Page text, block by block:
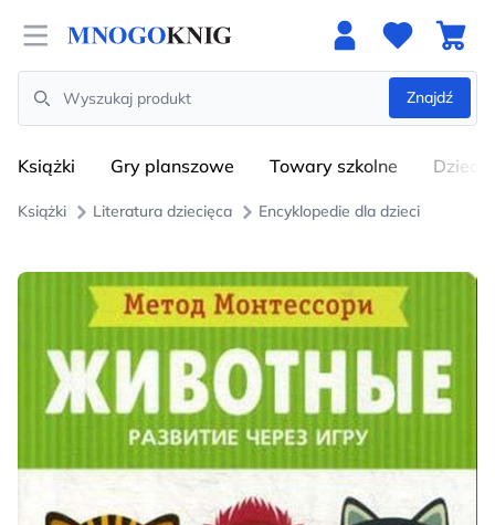
Open menu
Search
Znajdź
Książki Gry planszowe Towary szkolne
Książki Literatura dziecięca Encyklopedie dla dzieci